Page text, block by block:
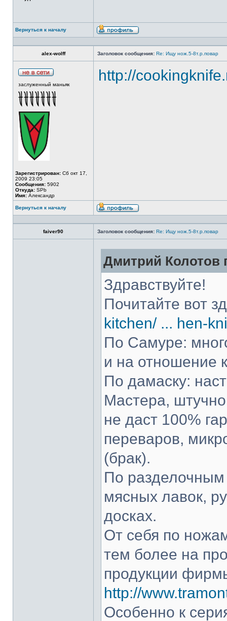
Вернуться к началу
alex-wolff Заголовок сообщения: Re: Ищу нож.5-8т.р.повар
заслуженный маньяк
Зарегистрирован: Сб окт 17,
2009 23:05
Сообщения: 5902
Откуда: SPb
Имя: Александр
http://
Вернуться к началу
faiver90 Заголовок сообщения: Re: Ищу нож.5-8т.р.повар
Дмитрий Колотов
Здравствуйте!
Почитайте вот
kitchen/ ... hen-
По Самуре:
и на отношение
По дамаску:
Мастера,
не даст 100%
переваров,
(брак).
По разделочным
мясных лавок,
досках.
От себя по
тем более на
продукции
http://
Особенно к